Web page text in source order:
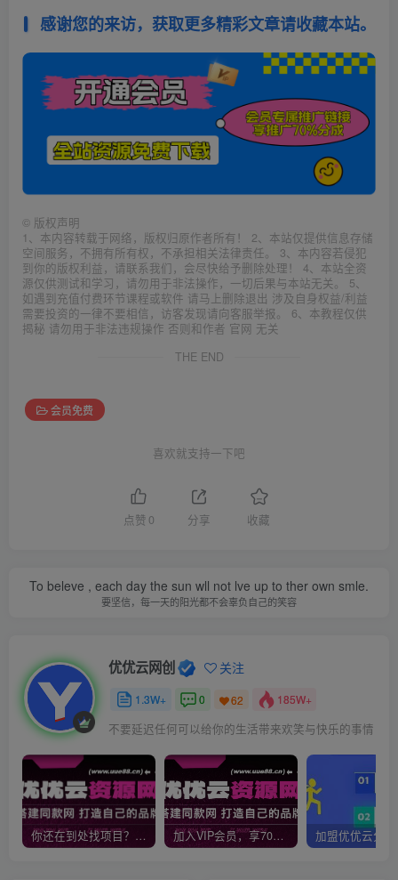
感谢您的来访，获取更多精彩文章请收藏本站。
© 版权声明
1、本内容转载于网络，版权归原作者所有！ 2、本站仅提供信息存储
空间服务，不拥有所有权，不承担相关法律责任。 3、本内容若侵犯
到你的版权利益，请联系我们，会尽快给予删除处理！ 4、本站全资
源仅供测试和学习，请勿用于非法操作，一切后果与本站无关。 5、
如遇到充值付费环节课程或软件 请马上删除退出 涉及自身权益/利益
需要投资的一律不要相信，访客发现请向客服举报。 6、本教程仅供
揭秘 请勿用于非法违规操作 否则和作者 官网 无关
THE END
会员免费
喜欢就支持一下吧
点赞 0 分享 收藏
To beleve , each day the sun wll not lve up to ther own smle.
要坚信，每一天的阳光都不会辜负自己的笑容
优优云网创 关注
1.3W+ 0 62 185W+
不要延迟任何可以给你的生活带来欢笑与快乐的事情
你还在到处找项目？还在当韭菜？我靠网创资源站一个月收入5万+，曾经我也是个失败者。 加入VIP会员，享70%的推广提成，免费学习多种网上创业课程，菜鸟秒变大神！